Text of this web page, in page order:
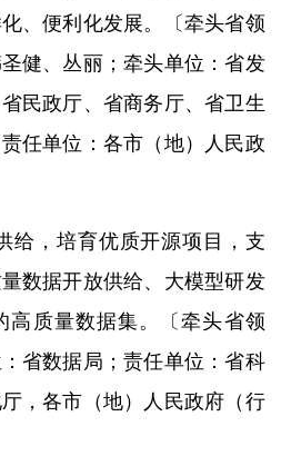
、便利化发展。〔牵头省领
健、丛丽；牵头单位：省发
民政厅、省商务厅、省卫生
任单位：各市（地）人民政
给，培育优质开源项目，支
数据开放供给、大模型研发
高质量数据集。〔牵头省领
省数据局；责任单位：省科
，各市（地）人民政府（行